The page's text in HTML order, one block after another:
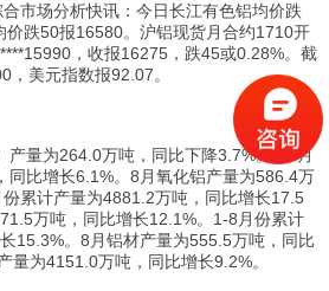
市场分析快讯：今日长江有色铝均价跌
跌50报16580。沪铝现货月合约1710开
，收报16275，跌45或0.28%。截
，美元指数报92.07。
量为264.0万吨，同比下降3.7%。1-8月
同比增长6.1%。8月氧化铝产量为586.4万
累计产量为4881.2万吨，同比增长17.5
万吨，同比增长12.1%。1-8月份累计
15.3%。8月铝材产量为555.5万吨，同比
量为4151.0万吨，同比增长9.2%。